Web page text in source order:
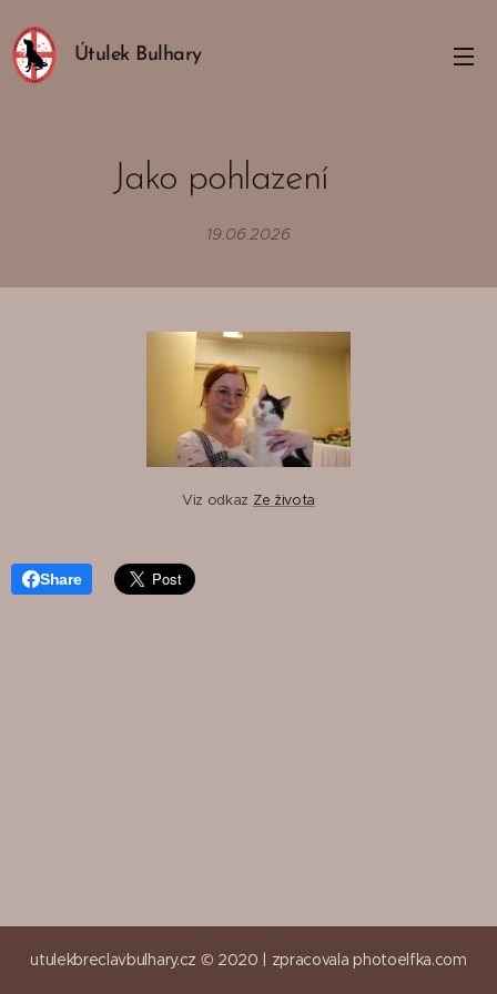
Útulek Bulhary
Jako pohlazení 😇
19.06.2026
Viz odkaz Ze života
Share
utulekbreclavbulhary.cz © 2020 | zpracovala photoelfka.com